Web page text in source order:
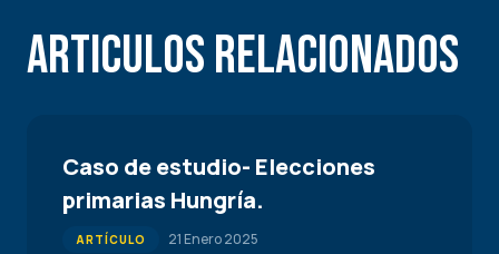
Articulos Relacionados
Caso de estudio- Elecciones
primarias Hungría.
ARTÍCULO 21 Enero 2025